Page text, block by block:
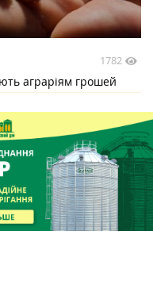
1782
аграріям грошей